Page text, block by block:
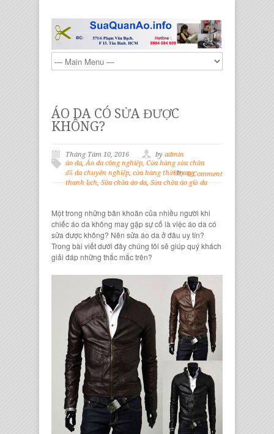
ÁO DA CÓ SỬA ĐƯỢC
KHÔNG?
Tháng Tám 10, 2016 by admin
áo da,Áo da công nghiệp, Cửa hàng sửa chữa
đồ da chuyên nghiệp, cửa hàng thời trang
thanh lịch, Sữa chữa áo da, Sửa chữa áo giả da
0 Comment
Một trong những băn khoăn của nhiều người khi
chiếc áo dakhông may gặp sự cố là việcáo dacó
sửa được không? Nên sửa áo daở đâu uy tín?
Trong bài viết dưới đây chúng tôi sẽ giúp quý khách
giải đáp những thắc mắc trên?